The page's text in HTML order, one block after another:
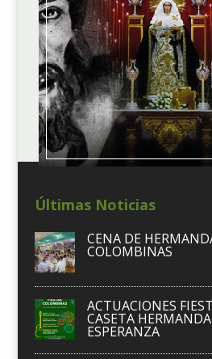
Últimas Noticias
CENA DE
COLOMBINAS
ACTUACIONES
CASETA
ESPERANZA